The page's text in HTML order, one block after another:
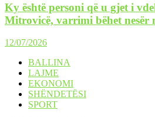
Ky është personi që u gjet i
Mitrovicë, varrimi bëhet nesër
12/07/2026
BALLINA
LAJME
EKONOMI
SHËNDETËSI
SPORT